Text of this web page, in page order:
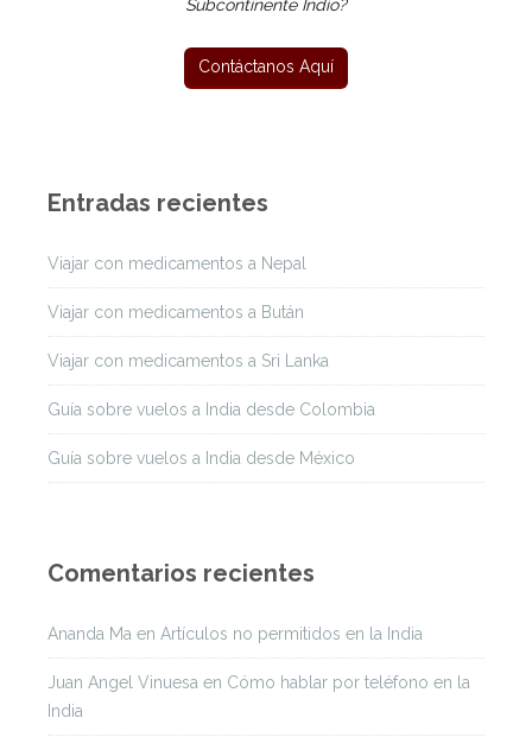
Subcontinente Indio?
Entradas recientes
Viajar con medicamentos a Nepal
Viajar con medicamentos a Bután
Viajar con medicamentos a Sri Lanka
Guía sobre vuelos a India desde Colombia
Guía sobre vuelos a India desde México
Comentarios recientes
Ananda Ma en Artículos no permitidos en la India
Juan Angel Vinuesa en Cómo hablar por teléfono en la
India